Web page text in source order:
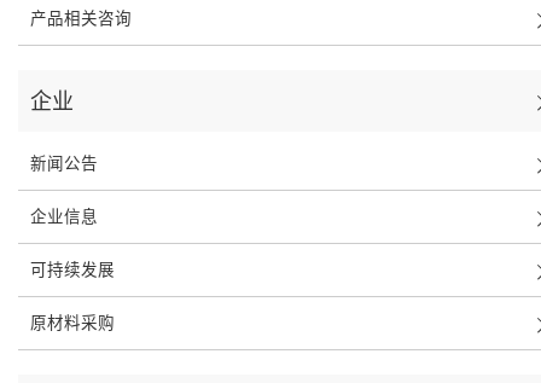
产品相关咨询
企业
新闻公告
企业信息
可持续发展
原材料采购